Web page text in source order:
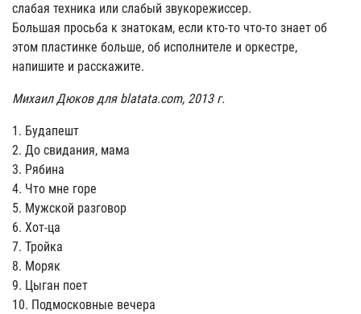
слабая техника или слабый звукорежиссер.
Большая просьба к знатокам, если кто-то что-то знает об
этом пластинке больше, об исполнителе и оркестре,
напишите и расскажите.
Михаил Дюков для blatata.com, 2013 г.
1. Будапешт
2. До свидания, мама
3. Рябина
4. Что мне горе
5. Мужской разговор
6. Хот-ца
7. Тройка
8. Моряк
9. Цыган поет
10. Подмосковные вечера